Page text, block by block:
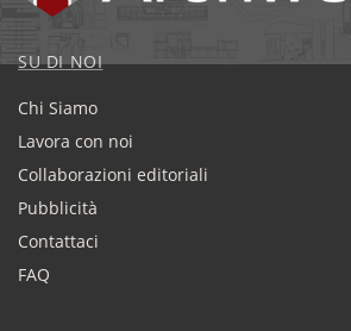
SU DI NOI
Chi Siamo
Lavora con noi
Collaborazioni editoriali
Pubblicità
Contattaci
FAQ